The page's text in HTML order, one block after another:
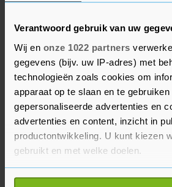
Verantwoord gebruik van uw
Wij en onze 1022 partners
gegevens (bijv. uw IP-adres) met
technologieën zoals cookies om
apparaat op te slaan en te
gepersonaliseerde advertenties en
advertenties en content, inzicht in
productontwikkeling. U kunt kiezen
gebruikt en met welke doelen.
Als u het toestaat, willen we ook